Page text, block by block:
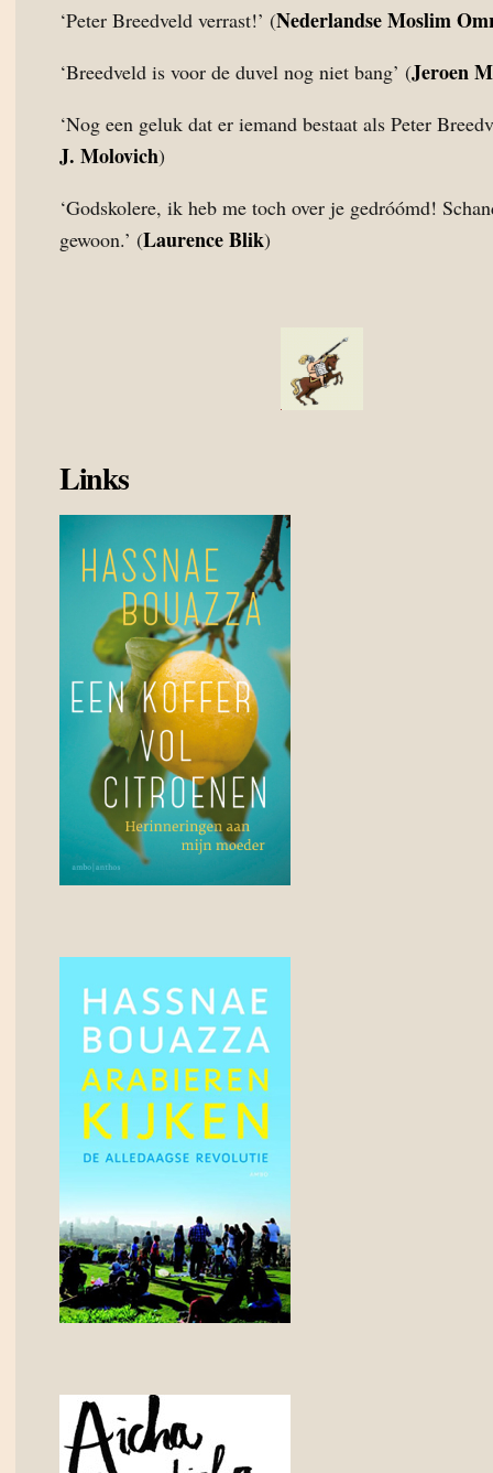
‘Peter Breedveld verrast!’ (Nederlandse Moslim
‘Breedveld is voor de duvel nog niet bang’ (Jeroen
‘Nog een geluk dat er iemand bestaat als Peter
J. Molovich)
‘Godskolere, ik heb me toch over je gedróómd!
gewoon.’ (Laurence Blik)
Links